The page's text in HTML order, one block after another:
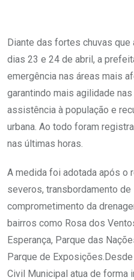
Diante das fortes chuvas
dias 23 e 24 de abril, a
emergência nas áreas mais
garantindo mais agilidade
assistência à população e
urbana. Ao todo foram
nas últimas horas.
A medida foi adotada após o
severos, transbordamento de
comprometimento da
bairros como Rosa dos
Esperança, Parque das
Parque de
Civil Municipal atua de forma